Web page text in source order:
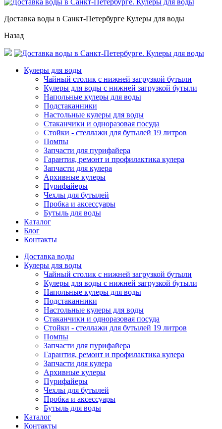
Доставка воды в Санкт-Петербурге Кулеры для воды
Назад
Кулеры для воды
Чайный столик с нижней загрузкой бутыли
Кулеры для воды с нижней загрузкой бутыли
Напольные кулеры для воды
Подстаканники
Настольные кулеры для воды
Стаканчики и одноразовая посуда
Стойки - стеллажи для бутылей 19 литров
Помпы
Запчасти для пурифайера
Гарантия, ремонт и профилактика кулера
Запчасти для кулера
Архивные кулеры
Пурифайеры
Чехлы для бутылей
Пробка и аксессуары
Бутыль для воды
Каталог
Блог
Контакты
Доставка воды
Кулеры для воды
Чайный столик с нижней загрузкой бутыли
Кулеры для воды с нижней загрузкой бутыли
Напольные кулеры для воды
Подстаканники
Настольные кулеры для воды
Стаканчики и одноразовая посуда
Стойки - стеллажи для бутылей 19 литров
Помпы
Запчасти для пурифайера
Гарантия, ремонт и профилактика кулера
Запчасти для кулера
Архивные кулеры
Пурифайеры
Чехлы для бутылей
Пробка и аксессуары
Бутыль для воды
Каталог
Контакты